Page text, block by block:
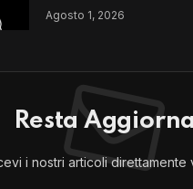
un modello di vita?
Agosto 1, 2026
Resta
i nostri articoli direttamente